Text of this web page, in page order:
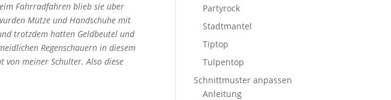
Fahrradfahren blieb sie über
Mütze und Handschuhe mit
trotzdem hatten Geldbeutel und
Regenschauern in diesem
von meiner Schulter. Also diese
Partyrock
Stadtmantel
Tiptop
Tulpentop
Schnittmuster anpassen
Anleitung